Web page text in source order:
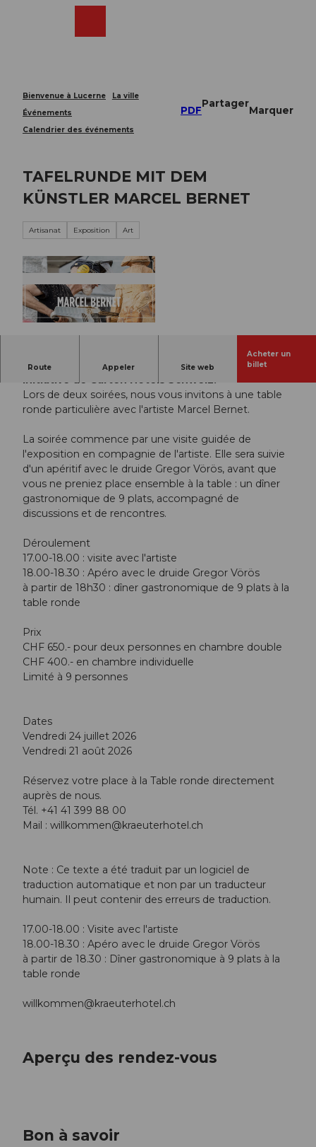
Bienvenue à Lucerne
La ville
Événements
Calendrier des événements
PDF
Partager
Marquer
TAFELRUNDE MIT DEM
KÜNSTLER MARCEL BERNET
Artisanat Exposition Art
Route Appeler Site web
Acheter un
billet
L'exposition fait partie d'Art Gartenhotels, une
initiative de Garten Hotels Schweiz.
Lors de deux soirées, nous vous invitons à une table
ronde particulière avec l'artiste Marcel Bernet.
La soirée commence par une visite guidée de
l'exposition en compagnie de l'artiste. Elle sera suivie
d'un apéritif avec le druide Gregor Vörös, avant que
vous ne preniez place ensemble à la table : un dîner
gastronomique de 9 plats, accompagné de
discussions et de rencontres.
Déroulement
17.00-18.00 : visite avec l'artiste
18.00-18.30 : Apéro avec le druide Gregor Vörös
à partir de 18h30 : dîner gastronomique de 9 plats à la
table ronde
Prix
CHF 650.- pour deux personnes en chambre double
CHF 400.- en chambre individuelle
Limité à 9 personnes
Dates
Vendredi 24 juillet 2026
Vendredi 21 août 2026
Réservez votre place à la Table ronde directement
auprès de nous.
Tél. +41 41 399 88 00
Mail : willkommen@kraeuterhotel.ch
Note : Ce texte a été traduit par un logiciel de
traduction automatique et non par un traducteur
humain. Il peut contenir des erreurs de traduction.
17.00-18.00 : Visite avec l'artiste
18.00-18.30 : Apéro avec le druide Gregor Vörös
à partir de 18.30 : Dîner gastronomique à 9 plats à la
table ronde
willkommen@kraeuterhotel.ch
Aperçu des rendez-vous
Bon à savoir